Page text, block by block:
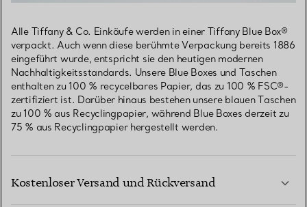
Alle Tiffany & Co. Einkäufe werden in einer Tiffany Blue Box®
verpackt. Auch wenn diese berühmte Verpackung bereits 1886
eingeführt wurde, entspricht sie den heutigen modernen
Nachhaltigkeitsstandards. Unsere Blue Boxes und Taschen
enthalten zu 100 % recycelbares Papier, das zu 100 % FSC®-
zertifiziert ist. Darüber hinaus bestehen unsere blauen Taschen
zu 100 % aus Recyclingpapier, während Blue Boxes derzeit zu
75 % aus Recyclingpapier hergestellt werden.
Kostenloser Versand und Rückversand